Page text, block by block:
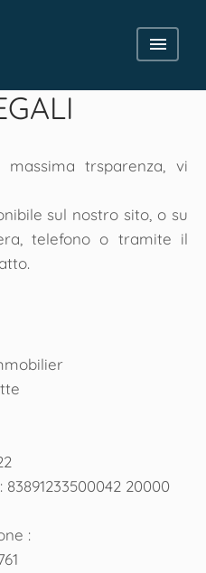
trsparenza, vi
sul nostro sito, o su
telefono o tramite il
20000
: